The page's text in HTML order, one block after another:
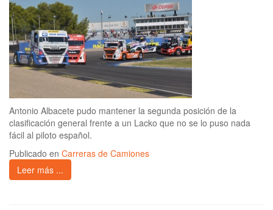
Antonio Albacete pudo mantener la segunda posición de la
clasificación general frente a un Lacko que no se lo puso nada
fácil al piloto español.
Publicado en Carreras de Camiones
Leer más ...